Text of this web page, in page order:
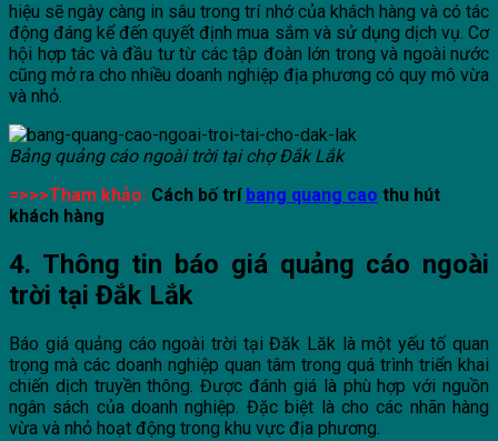
hiệu sẽ ngày càng in sâu trong trí nhớ của khách hàng và có tác
động đáng kể đến quyết định mua sắm và sử dụng dịch vụ. Cơ
hội hợp tác và đầu tư từ các tập đoàn lớn trong và ngoài nước
cũng mở ra cho nhiều doanh nghiệp địa phương có quy mô vừa
và nhỏ.
Bảng quảng cáo ngoài trời tại chợ Đắk Lắk
=>>>Tham khảo: Cách bố trí bang quang cao thu hút
khách hàng
4. Thông tin báo giá quảng cáo ngoài
trời tại Đắk Lắk
Báo giá quảng cáo ngoài trời tại Đăk Lăk là một yếu tố quan
trọng mà các doanh nghiệp quan tâm trong quá trình triển khai
chiến dịch truyền thông. Được đánh giá là phù hợp với nguồn
ngân sách của doanh nghiệp. Đặc biệt là cho các nhãn hàng
vừa và nhỏ hoạt động trong khu vực địa phương.